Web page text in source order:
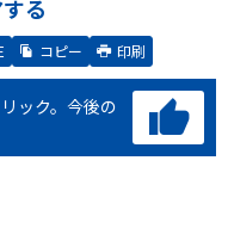
る
コピー 印刷
ック。 今後の